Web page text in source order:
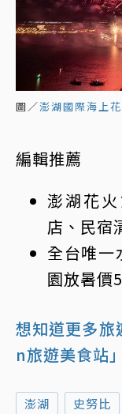
圖／澎湖國際海上
編輯推薦
澎湖花
店、民宿
全台唯一
園放暑價
想知道更多
n旅遊美食站」
澎湖 史努比